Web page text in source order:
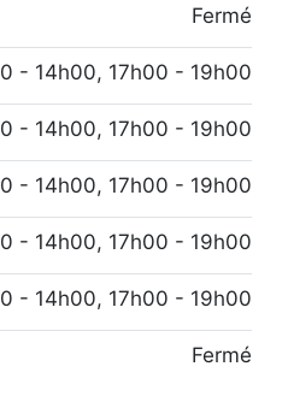
Fermé
- 14h00, 17h00 - 19h00
- 14h00, 17h00 - 19h00
- 14h00, 17h00 - 19h00
- 14h00, 17h00 - 19h00
- 14h00, 17h00 - 19h00
Fermé